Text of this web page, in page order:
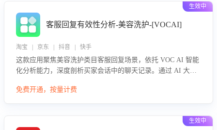
生效中
客服回复有效性分析-美容洗护-[VOCAI]
淘宝 | 京东 | 抖音 | 快手
这款应用聚焦美容洗护类目客服回复场景，依托 VOC AI 智能
化分析能力，深度剖析买家会话中的聊天记录。通过 AI 大模
效性与完整性，输出针对性改进策略，助力商家快速优化快捷
免费开通，按量计费
生效中